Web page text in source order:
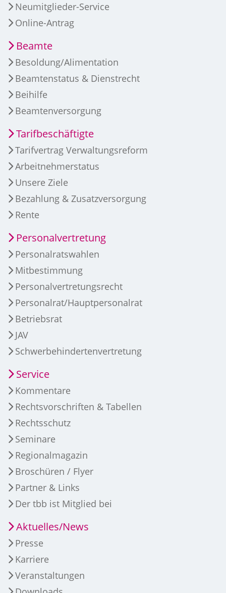
Neumitglieder-Service
Online-Antrag
Beamte
Besoldung/Alimentation
Beamtenstatus & Dienstrecht
Beihilfe
Beamtenversorgung
Tarifbeschäftigte
Tarifvertrag Verwaltungsreform
Arbeitnehmerstatus
Unsere Ziele
Bezahlung & Zusatzversorgung
Rente
Personalvertretung
Personalratswahlen
Mitbestimmung
Personalvertretungsrecht
Personalrat/Hauptpersonalrat
Betriebsrat
JAV
Schwerbehindertenvertretung
Service
Kommentare
Rechtsvorschriften & Tabellen
Rechtsschutz
Seminare
Regionalmagazin
Broschüren / Flyer
Partner & Links
Der tbb ist Mitglied bei
Aktuelles/News
Presse
Karriere
Veranstaltungen